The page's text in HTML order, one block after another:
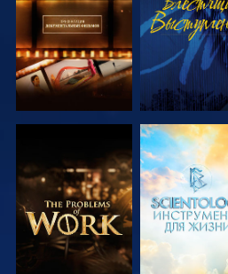
ПЕРЕДАЧИ
СМОТРЕТЬ
ПЕРЕДАЧИ
СМОТРЕТЬ
ПЕРЕДАЧИ